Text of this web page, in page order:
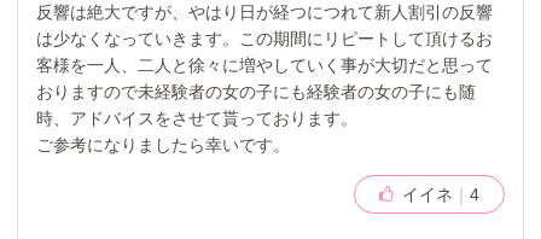
反響は絶大ですが、やはり日が経つにつれて新人割引の反響
は少なくなっていきます。この期間にリピートして頂けるお
客様を一人、二人と徐々に増やしていく事が大切だと思って
おりますので未経験者の女の子にも経験者の女の子にも随
時、アドバイスをさせて貰っております。
ご参考になりましたら幸いです。
イイネ 4